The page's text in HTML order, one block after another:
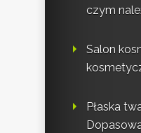
czym
Salon
Płaska